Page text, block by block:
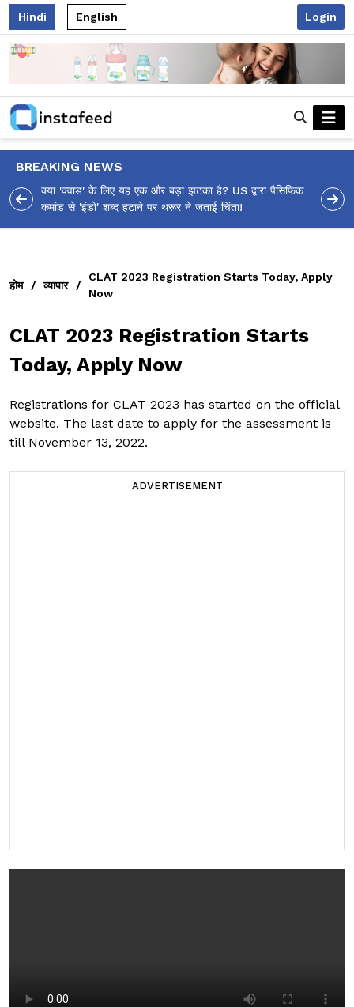
Hindi English Login
BREAKING NEWS
आलिया भट्ट का मज़ेदार 'शर्वरी कहाँ है?' पोस्ट, 'अल्फा' टीज़र पर
उठे सवालों का मज़ाकिया जवाब!
होम / व्यापार /
CLAT 2023 Registration Starts Today, Apply
Now
CLAT 2023 Registration Starts
Today, Apply Now
Registrations for CLAT 2023 has started on the official
website. The last date to apply for the assessment is
till November 13, 2022.
ADVERTISEMENT